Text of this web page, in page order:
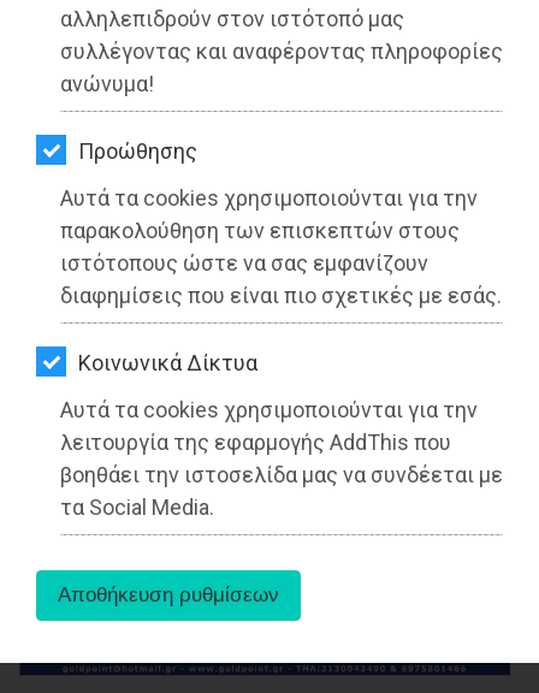
αλληλεπιδρούν στον ιστότοπό μας
συλλέγοντας και αναφέροντας πληροφορίες
ανώνυμα!
Προώθησης
Αυτά τα cookies χρησιμοποιούνται για την
παρακολούθηση των επισκεπτών στους
ιστότοπους ώστε να σας εμφανίζουν
διαφημίσεις που είναι πιο σχετικές με εσάς.
Kοινωνικά Δίκτυα
Αυτά τα cookies χρησιμοποιούνται για την
λειτουργία της εφαρμογής AddThis που
βοηθάει την ιστοσελίδα μας να συνδέεται με
τα Social Media.
ΕΞΟΔΟΣ
ΠΕΡΙΒΑΛΛΟΝ
ΚΑΤΟΙΚΙΔΙΟ
ΑΓΓΕΛΙΕΣ
ΕΦΗΜΕΡΙΔΕΣ
OΔΗΓΟΣ
ΑΓΟΡΑΣ
ΨΙΘΥΡΟΙ
ΑΠΟΣΤΟΛΗ
ΑΡΘΡΩΝ
1:06:35 ο Σταμούλης στον
Ημιμαραθώνιο της Πάτρας για τον
Φάνη Τσιμιγκάτο
Διαβάστηκε 3426 φορές
27-05-2025
Από τo Dimotisnews